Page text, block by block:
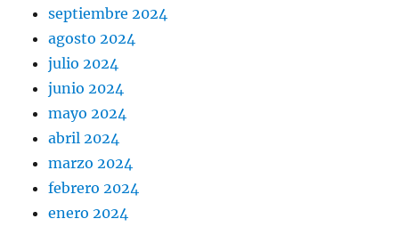
septiembre 2024
agosto 2024
julio 2024
junio 2024
mayo 2024
abril 2024
marzo 2024
febrero 2024
enero 2024